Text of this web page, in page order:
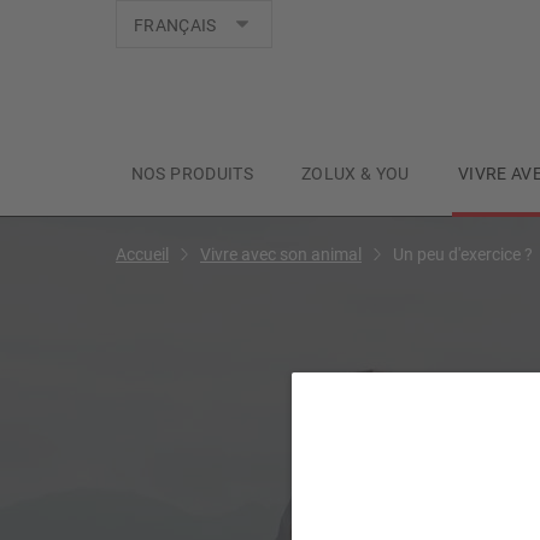
NOS PRODUITS ZOLUX & YOU VIVRE
Langues
FRANÇAIS
Accueil Vivre avec son animal Un peu d'exercice ?